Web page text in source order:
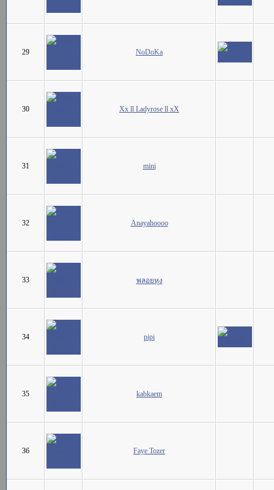
29 NoDoKa
30 Xx ll Ladyrose ll xX
31 mini
32 Anayahoooo
33 พลอยหุง
34 pipi
35 kabkaem
36 Faye Tozer